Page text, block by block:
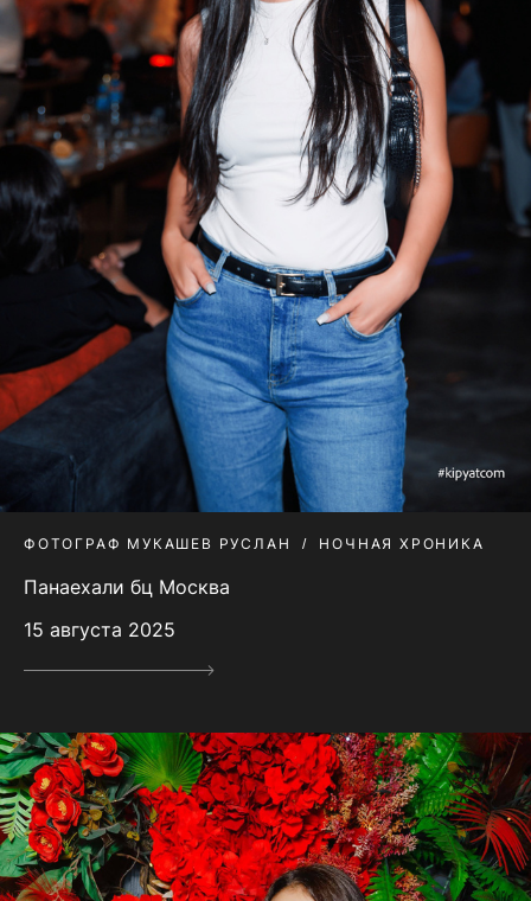
ФОТОГРАФ МУКАШЕВ РУСЛАН НОЧНАЯ ХРОНИКА
Панаехали бц Москва
15 августа 2025